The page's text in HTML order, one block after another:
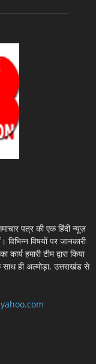
पत्र की एक हिंदी न्यूज़
विभिन्न विषयों पर जानकारी
हमारी टीम द्वारा किया
ही अल्मोड़ा, उत्तराखंड से